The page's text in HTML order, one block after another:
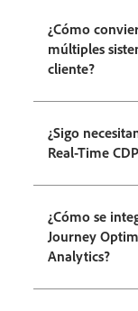
¿Cómo
múltiples
cliente?
¿Sigo
Real-Time
¿Cómo se
Journey
Analytics?